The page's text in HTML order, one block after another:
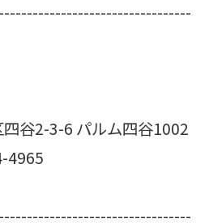
谷2-3-6 パルム四谷1002
4965